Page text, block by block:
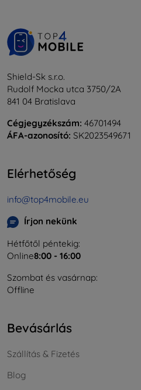
Shield-Sk s.r.o.
Rudolf Mocka utca 3750/2A
841 04 Bratislava
Cégjegyzékszám: 46701494
ÁFA-azonosító: SK2023549671
Elérhetőség
info@top4mobile.eu
Írjon nekünk
Hétfőtől péntekig:
Online8:00 - 16:00
Szombat és vasárnap:
Offline
Bevásárlás
Szállítás & Fizetés
Blog